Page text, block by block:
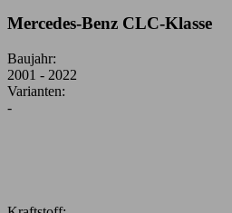
Mercedes-Benz CLC-Klasse
Baujahr:
2001 - 2022
Varianten:
-